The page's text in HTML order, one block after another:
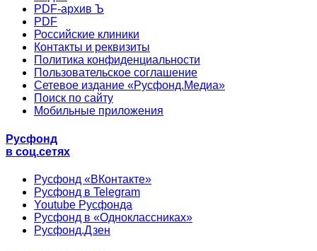
PDF-архив Ъ
PDF
Российские клиники
Контакты и реквизиты
Политика конфиденциальности
Пользовательское соглашение
Сетевое издание «Русфонд.Медиа»
Поиск по сайту
Мобильные приложения
Русфонд
в соц.сетях
Русфонд «ВКонтакте»
Русфонд в Telegram
Youtube Русфонда
Русфонд в «Одноклассниках»
Русфонд.Дзен